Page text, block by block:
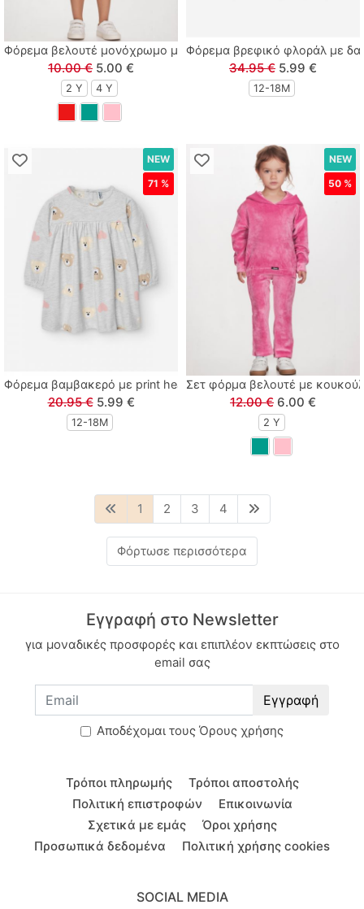
Φόρεμα βελουτέ μονόχρωμο με βολάν κόκκινο
10.00 € 5.00 €
2 Y 4 Y
Φόρεμα βρεφικό φλοράλ με
34.95 € 5.99 €
12-18Μ
Φόρεμα βαμβακερό με print hearts and bears γκρι
20.95 € 5.99 €
12-18Μ
NEW
71 %
Σετ φόρμα βελουτέ με
12.00 € 6.00 €
2 Y
NEW
50 %
1 2 3 4
Φόρτωσε περισσότερα
Εγγραφή στο Newsletter
για μοναδικές προσφορές και επιπλέον εκπτώσεις στο
email σας
Εγγραφή
Aποδέχομαι τους Όρους χρήσης
Τρόποι πληρωμής
Τρόποι αποστολής
Πολιτική επιστροφών
Επικοινωνία
Σχετικά με εμάς
Όροι χρήσης
Προσωπικά δεδομένα
Πολιτική χρήσης cookies
SOCIAL MEDIA